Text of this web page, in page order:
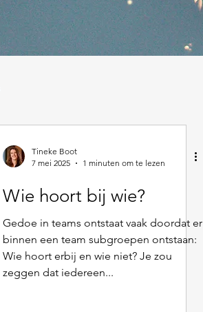
Tineke Boot
7 mei 2025
1 minuten om te lezen
Wie hoort bij wie?
Gedoe in teams ontstaat vaak doordat er
binnen een team subgroepen ontstaan:
Wie hoort erbij en wie niet? Je zou
zeggen dat iedereen...